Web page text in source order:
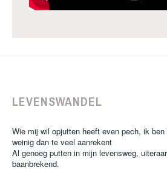
LEVENSWANDEL
Wie mij wil opjutten heeft even pech, ik
weinig dan te veel aanrekent
Al genoeg putten in mijn levensweg,
baanbrekend.